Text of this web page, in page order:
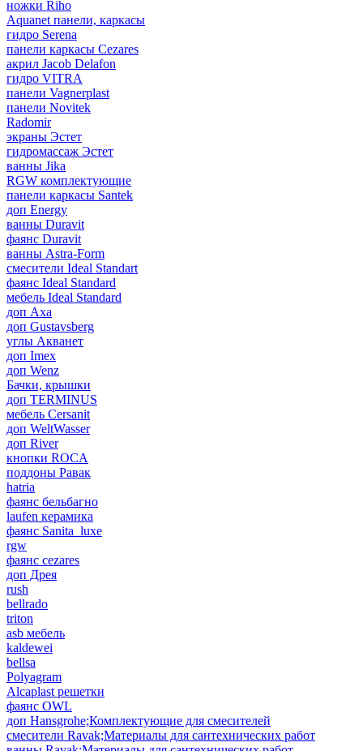
ножки Riho
Aquanet панели, каркасы
гидро Serena
панели каркасы Cezares
акрил Jacob Delafon
гидро VITRA
панели Vagnerplast
панели Novitek
Radomir
экраны Эстет
гидромассаж Эстет
ванны Jika
RGW комплектующие
панели каркасы Santek
доп Energy
ванны Duravit
фаянс Duravit
ванны Astra-Form
смесители Ideal Standart
фаянс Ideal Standard
мебель Ideal Standard
доп Axa
доп Gustavsberg
углы Акванет
доп Imex
доп Wenz
Бачки, крышки
доп TERMINUS
мебель Cersanit
доп WeltWasser
доп River
кнопки ROCA
поддоны Равак
hatria
фаянс бельбагно
laufen керамика
фаянс Sanita_luxe
rgw
фаянс cezares
доп Дрея
rush
bellrado
triton
asb мебель
kaldewei
bellsa
Polyagram
Alcaplast решетки
фаянс OWL
доп Hansgrohe;Комплектующие для смесителей
смесители Ravak;Материалы для сантехнических работ